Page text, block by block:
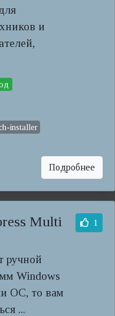
и
installer
Подробнее
Multi
ручной
Windows
ОС, то вам
...
1